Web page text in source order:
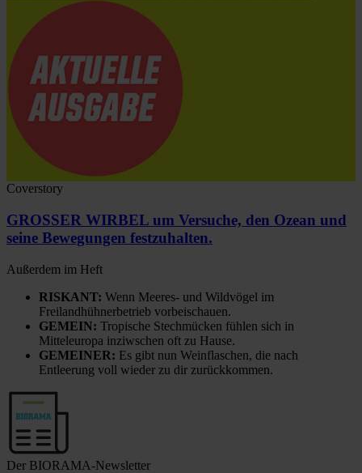
Coverstory
GROSSER WIRBEL um Versuche, den Ozean und
seine Bewegungen festzuhalten.
Außerdem im Heft
RISKANT: Wenn Meeres- und Wildvögel im
Freilandhühnerbetrieb vorbeischauen.
GEMEIN: Tropische Stechmücken fühlen sich in
Mitteleuropa inziwschen oft zu Hause.
GEMEINER: Es gibt nun Weinflaschen, die nach
Entleerung voll wieder zu dir zurückkommen.
Der BIORAMA-Newsletter